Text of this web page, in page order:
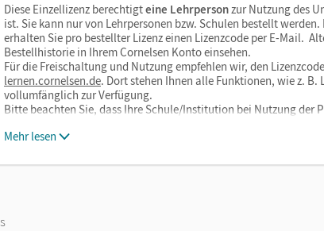
Diese Einzellizenz berechtigteine Lehrpersonzur Nutzung des
ist. Sie kann nur von Lehrpersonen bzw. Schulen bestellt
erhalten Sie pro bestellter Lizenz einen Lizenzcode per E-Mail.
Bestellhistorie in Ihrem Cornelsen Konto einsehen.
Für die Freischaltung und Nutzung empfehlen wir, den
lernen.cornelsen.de. Dort stehen Ihnen alle Funktionen, wie z.
vollumfänglich zur Verfügung.
Bitte beachten Sie, dass Ihre Schule/Institution bei Nutzung der
Mehr lesen